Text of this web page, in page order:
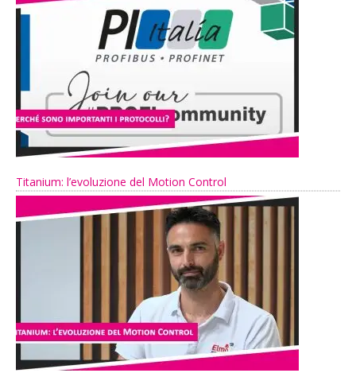
Titanium: l’evoluzione del Motion Control